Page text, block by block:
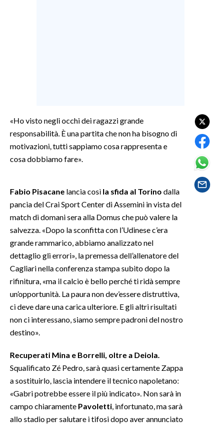
SPETTACOLI
GOSSIP
SARDEGNA TURISMO
SARDI NEL MONDO
EVENTI
3 MINUTI CON
INSULARITÀ
INFO AZIENDE
ANNUNCI
NECROLOGI
PUBBLICITÀ
«Ho visto negli occhi dei ragazzi grande
responsabilità. È una partita che non ha bisogno di
motivazioni, tutti sappiamo cosa rappresenta e
cosa dobbiamo fare».
Fabio Pisacane lancia così la sfida al Torino dalla
pancia del Crai Sport Center di Assemini in vista del
match di domani sera alla Domus che può valere la
salvezza. «Dopo la sconfitta con l’Udinese c’era
grande rammarico, abbiamo analizzato nel
dettaglio gli errori», la premessa dell’allenatore del
Cagliari nella conferenza stampa subito dopo la
rifinitura, «ma il calcio è bello perché ti ridà sempre
un’opportunità. La paura non dev’essere distruttiva,
ci deve dare una carica ulteriore. E gli altri risultati
non ci interessano, siamo sempre padroni del nostro
destino».
Recuperati Mina e Borrelli, oltre a Deiola.
Squalificato Zé Pedro, sarà quasi certamente Zappa
a sostituirlo, lascia intendere il tecnico napoletano:
«Gabri potrebbe essere il più indicato». Non sarà in
campo chiaramente Pavoletti , infortunato, ma sarà
allo stadio per salutare i tifosi dopo aver annunciato